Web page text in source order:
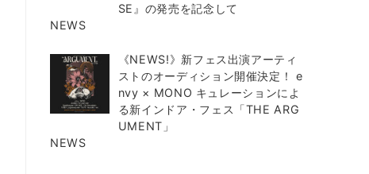
SE』の発売を記念して
NEWS
《NEWS!》新フェス出演アーティ
ストのオーディション開催決定！ e
nvy × MONO キュレーションによ
る新インドア・フェス「THE ARG
UMENT」
NEWS